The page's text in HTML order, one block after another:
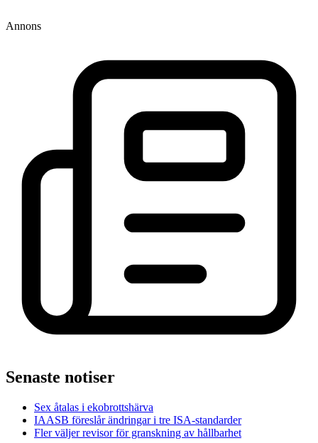
Annons
Senaste notiser
Sex åtalas i ekobrottshärva
IAASB föreslår ändringar i tre ISA-standarder
Fler väljer revisor för granskning av hållbarhet